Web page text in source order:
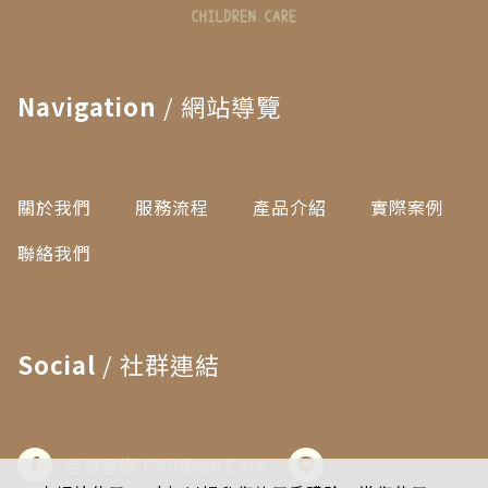
Navigation / 網站導覽
關於我們 服務流程 產品介紹
實際案例
聯絡我們
Social / 社群連結
台灣星樂 Children Care